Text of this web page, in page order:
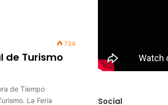
734
de Turismo
de Tiempo
La Feria
Social